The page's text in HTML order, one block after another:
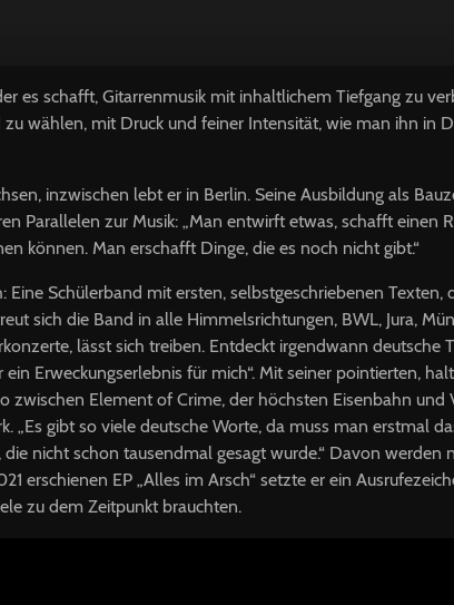
es schafft, Gitarrenmusik mit inhaltlichem Tiefgang zu
wählen, mit Druck und feiner Intensität, wie man ihn in
inzwischen lebt er in Berlin. Seine Ausbildung als
Parallelen zur Musik: „Man entwirft etwas, schafft einen
können. Man erschafft Dinge, die es noch nicht gibt.“
Eine Schülerband mit ersten, selbstgeschriebenen Texten,
sich die Band in alle Himmelsrichtungen, BWL, Jura,
lässt sich treiben. Entdeckt irgendwann deutsche
Erweckungserlebnis für mich“. Mit seiner pointierten,
zwischen Element of Crime, der höchsten Eisenbahn und
„Es gibt so viele deutsche Worte, da muss man erstmal
nicht schon tausendmal gesagt wurde.“ Davon werden
erschienen EP „Alles im Arsch“ setzte er ein
zu dem Zeitpunkt brauchten.